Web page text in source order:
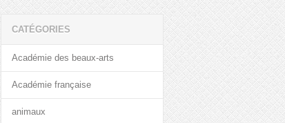
CATÉGORIES
Académie des beaux-arts
Académie française
animaux